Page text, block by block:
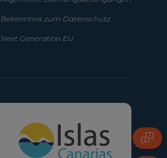
Bekenntnis zum Datenschutz
Next Generation EU